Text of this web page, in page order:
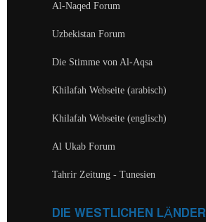
Al-Naqed Forum
Uzbekistan Forum
Die Stimme von Al-Aqsa
Khilafah Webseite (arabisch)
Khilafah Webseite (englisch)
Al Ukab Forum
Tahrir Zeitung - Tunesien
DIE WESTLICHEN LÄNDER